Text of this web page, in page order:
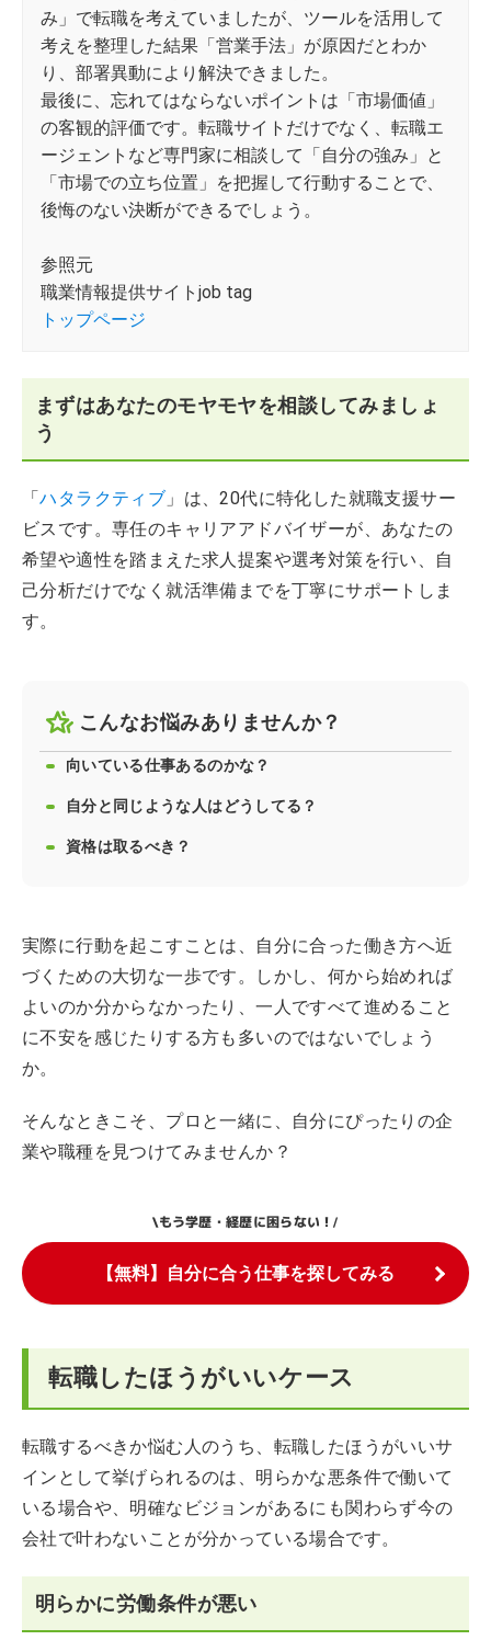
み」で転職を考えていましたが、ツールを活用して
考えを整理した結果「営業手法」が原因だとわか
り、部署異動により解決できました。
最後に、忘れてはならないポイントは「市場価値」
の客観的評価です。転職サイトだけでなく、転職エ
ージェントなど専門家に相談して「自分の強み」と
「市場での立ち位置」を把握して行動することで、
後悔のない決断ができるでしょう。
参照元
職業情報提供サイトjob tag
トップページ
まずはあなたのモヤモヤを相談してみましょ
う
「ハタラクティブ 」は、20代に特化した就職支援サー
ビスです。専任のキャリアアドバイザーが、あなたの
希望や適性を踏まえた求人提案や選考対策を行い、自
己分析だけでなく就活準備までを丁寧にサポートしま
す。
こんなお悩みありませんか？
向いている仕事あるのかな？
自分と同じような人はどうしてる？
資格は取るべき？
実際に行動を起こすことは、自分に合った働き方へ近
づくための大切な一歩です。しかし、何から始めれば
よいのか分からなかったり、一人ですべて進めること
に不安を感じたりする方も多いのではないでしょう
か。
そんなときこそ、プロと一緒に、自分にぴったりの企
業や職種を見つけてみませんか？
\もう学歴・経歴に困らない！/
【無料】自分に合う仕事を探してみる
転職したほうがいいケース
転職するべきか悩む人のうち、転職したほうがいいサ
インとして挙げられるのは、明らかな悪条件で働いて
いる場合や、明確なビジョンがあるにも関わらず今の
会社で叶わないことが分かっている場合です。
明らかに労働条件が悪い